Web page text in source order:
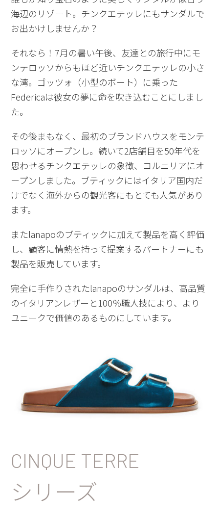
海辺のリゾート。チンクエテッレにもサンダルで
お出かけしませんか？
それなら！7月の暑い午後、友達との旅行中にモ
ンテロッソからもほど近いチンクエテッレの小さ
な湾。ゴッツォ（小型のボート）に乗った
Federicaは彼女の夢に命を吹き込むことにしまし
た。
その後まもなく、最初のブランドハウスをモンテ
ロッソにオープンし。続いて2店舗目を50年代を
思わせるチンクエテッレの象徴、コルニリアにオ
ープンしました。ブティックにはイタリア国内だ
けでなく海外からの観光客にもとても人気があり
ます。
またlanapoのブティックに加えて製品を高く評価
し、顧客に情熱を持って提案するパートナーにも
製品を販売しています。
完全に手作りされたlanapoのサンダルは、高品質
のイタリアンレザーと100％職人技により、より
ユニークで価値のあるものにしています。
CINQUE TERRE
シリーズ